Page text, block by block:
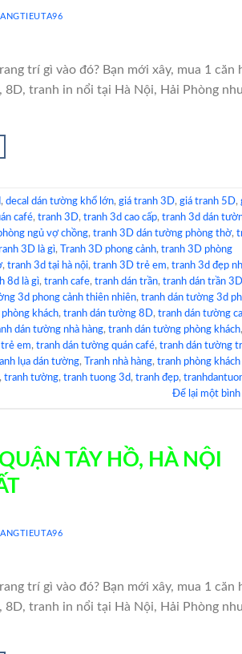
trí gì vào đó? Bạn mới xây, mua 1 căn
8D, tranh in nổi tại Hà Nội, Hải Phòng
, decal dán tường khổ lớn, giá tranh 3D, giá tranh 5D,
café, tranh 3D, tranh 3d cao cấp, tranh 3d dán
ngủ vợ chồng, tranh 3D dán tường phòng thờ,
3D là gì, Tranh 3D phong cảnh, tranh 3D phòng
, tranh 3d tại hà nội, tranh 3D trẻ em, tranh 3d đẹp
8d là gì, tranh cafe, tranh dán trần, tranh dán trần 3D
3d phong cảnh thiên nhiên, tranh dán tường 3d
khách, tranh dán tường 8D, tranh dán tường
dán tường nhà hàng, tranh dán tường phòng khách,
em, tranh dán tường quán café, tranh dán tường
lụa dán tường, Tranh nhà hàng, tranh phòng khách
, tranh tường, tranh tuong 3d, tranh đẹp,
Để lại một bình
TÂY HỒ, HÀ NỘI
trí gì vào đó? Bạn mới xây, mua 1 căn
8D, tranh in nổi tại Hà Nội, Hải Phòng